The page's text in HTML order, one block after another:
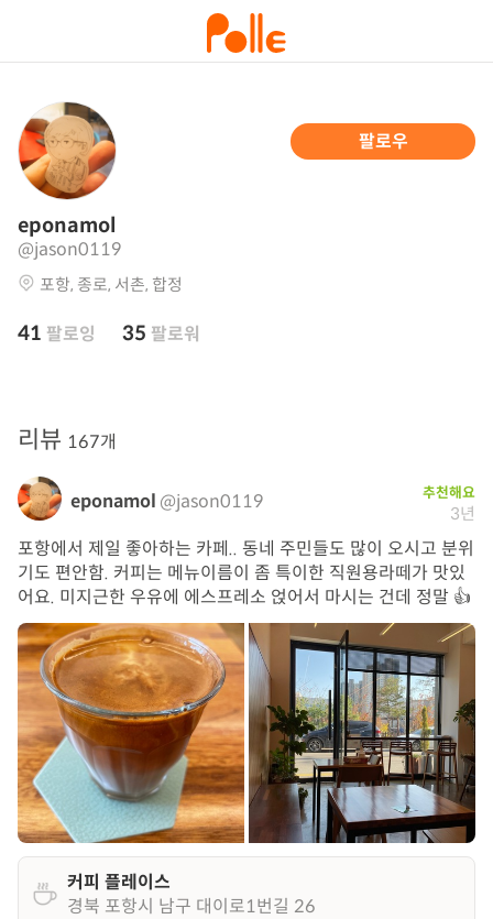
팔로우
eponamol
@jason0119
포항, 종로, 서촌, 합정
41 팔로잉 35 팔로워
리뷰 167개
eponamol @jason0119 추천해요
3년
포항에서 제일 좋아하는 카페.. 동네 주민들도 많이 오시고 분위
기도 편안함. 커피는 메뉴이름이 좀 특이한 직원용라떼가 맛있
어요. 미지근한 우유에 에스프레소 얹어서 마시는 건데 정말 👍
커피 플레이스
경북 포항시 남구 대이로1번길 26